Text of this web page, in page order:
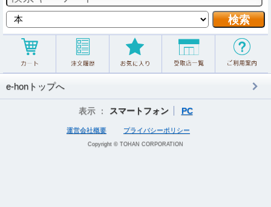
e-honトップへ
表示 ： スマートフォン PC
運営会社概要 プライバシーポリシー
Copyright © TOHAN CORPORATION